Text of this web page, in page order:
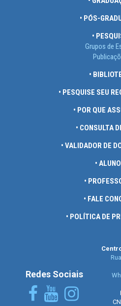
• PÓS-
•
Grupos de
•
• PESQUISE SEU
• POR QUE
• CONSULTA
• VALIDADOR DE
•
•
• FALE
• POLÍTICA DE
Redes Sociais